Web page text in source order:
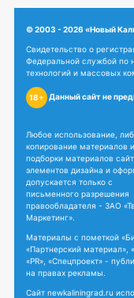
© 2003 - 2026 «Новый
Свидетельство о
Федеральной службой по
технологий и массовых
18+ Данный сайт не
Любое использование,
копирование материалов
подборки материалов
элементов дизайна и
допускается только с
письменного разрешения
правообладателя - ЗАО
Маркетинг».
Материалы с пометкой
«Партнерский материал»,
«PR», «Спецпроект» -
на правах рекламы.
Сайт newkaliningrad.ru